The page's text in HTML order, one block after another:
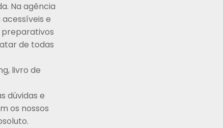
Na agência
e
preparativos
de todas
livro de
dúvidas e
os nossos